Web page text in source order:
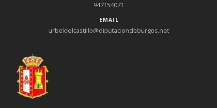
947154071
EMAIL
urbeldelcastillo@diputaciondeburgos.net